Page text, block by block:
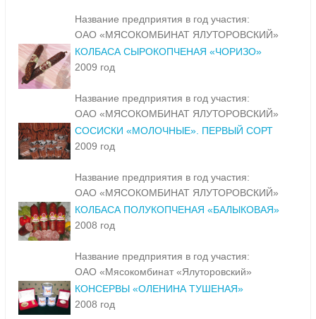
Название предприятия в год участия:
ОАО «МЯСОКОМБИНАТ ЯЛУТОРОВСКИЙ»
КОЛБАСА СЫРОКОПЧЕНАЯ «ЧОРИЗО»
2009 год
Название предприятия в год участия:
ОАО «МЯСОКОМБИНАТ ЯЛУТОРОВСКИЙ»
СОСИСКИ «МОЛОЧНЫЕ». ПЕРВЫЙ СОРТ
2009 год
Название предприятия в год участия:
ОАО «МЯСОКОМБИНАТ ЯЛУТОРОВСКИЙ»
КОЛБАСА ПОЛУКОПЧЕНАЯ «БАЛЫКОВАЯ»
2008 год
Название предприятия в год участия:
ОАО «Мясокомбинат «Ялуторовский»
КОНСЕРВЫ «ОЛЕНИНА ТУШЕНАЯ»
2008 год